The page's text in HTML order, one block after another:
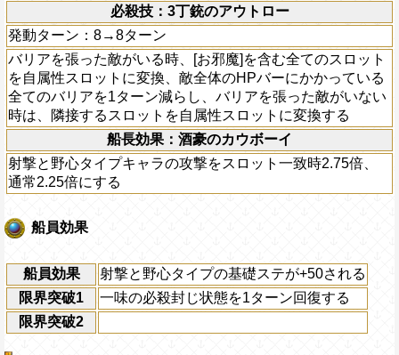
必殺技：3丁銃のアウトロー
発動ターン：8→8ターン
バリアを張った敵がいる時、[お邪魔]を含む全てのスロット
を自属性スロットに変換、敵全体のHPバーにかかっている
全てのバリアを1ターン減らし、バリアを張った敵がいない
時は、隣接するスロットを自属性スロットに変換する
船長効果：酒豪のカウボーイ
射撃と野心タイプキャラの攻撃をスロット一致時2.75倍、
通常2.25倍にする
船員効果
船員効果
射撃と野心タイプの基礎ステが+50される
限界突破1
一味の必殺封じ状態を1ターン回復する
限界突破2